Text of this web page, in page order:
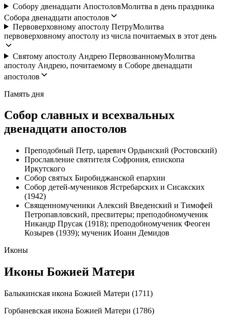
Собору двенадцати АпостоловМолитва в день праздника
Собора двенадцати апостолов
Первоверховному апостолу ПетруМолитва
первоверховному апостолу из числа почитаемых в этот день
Святому апостолу Андрею ПервозванномуМолитва
апостолу Андрею, почитаемому в Соборе двенадцати
апостолов
Память дня
Собор славных и всехвальных
двенадцати апостолов
Преподобный Петр, царевич Ордынский (Ростовский)
Прославление святителя Софрония, епископа
Иркутского
Собор святых Биробиджанской епархии
Собор детей-мучеников Ястребарских и Сисакских
(1942)
Священномученики Алексий Введенский и Тимофей
Петропавловский, пресвитеры; преподобномученик
Никандр Прусак (1918); преподобномученик Феоген
Козырев (1939); мученик Иоанн Демидов
Иконы
Иконы Божией Матери
Балыкинская икона Божией Матери (1711)
Горбаневская икона Божией Матери (1786)